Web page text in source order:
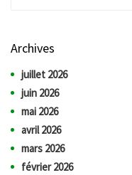
Archives
juillet 2026
juin 2026
mai 2026
avril 2026
mars 2026
février 2026